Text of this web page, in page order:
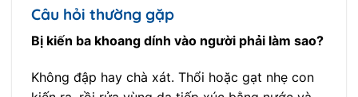
Câu hỏi thường gặp
Bị kiến ba khoang dính vào người phải làm sao?
Không đập hay chà xát. Thổi hoặc gạt nhẹ con